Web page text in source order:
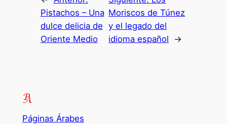
Pistachos – Una
dulce delicia de
Oriente Medio
Moriscos de Túnez
y el legado del
idioma español
→
Páginas Árabes